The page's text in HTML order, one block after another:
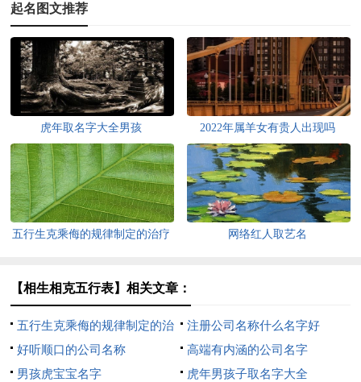
起名图文推荐
虎年取名字大全男孩 2022年属羊女有贵人出现吗
五行生克乘侮的规律制定的治疗
网络红人取艺名
【相生相克五行表】相关文章：
五行生克乘侮的规律制定的治
疗方法
注册公司名称什么名字好
好听顺口的公司名称
高端有内涵的公司名字
男孩虎宝宝名字
虎年男孩子取名字大全